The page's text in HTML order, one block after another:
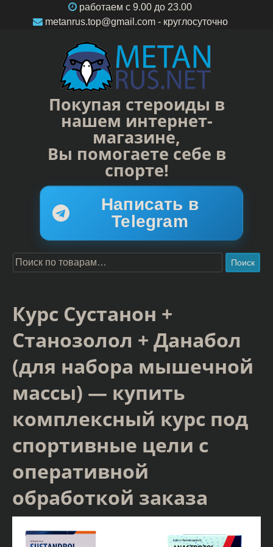
работаем c 9.00 до 23.00
metanrus.top@gmail.com- круглосуточно
Покупая стероиды в
нашем интернет-
магазине,
Вы помогаете себе в
спорте!
Написать в
Telegram
Поиск
Курс Сустанон +
Станозолол + Данабол
(для набора мышечной
массы) — купить
комплексный курс под
спортивные цели с
оперативной
обработкой заказа